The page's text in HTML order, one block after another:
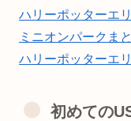
ハリーポッターエ
ミニオンパークま
ハリーポッターエ
初めての